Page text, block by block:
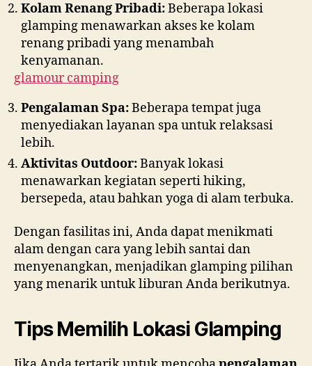
Kolam Renang Pribadi:Beberapa lokasi
glamping menawarkan akses ke kolam
renang pribadi yang menambah
kenyamanan.
glamour camping
Pengalaman Spa:Beberapa tempat juga
menyediakan layanan spa untuk relaksasi
lebih.
Aktivitas Outdoor:Banyak lokasi
menawarkan kegiatan seperti hiking,
bersepeda, atau bahkan yoga di alam terbuka.
Dengan fasilitas ini, Anda dapat menikmati
alam dengan cara yang lebih santai dan
menyenangkan, menjadikan glamping pilihan
yang menarik untuk liburan Anda berikutnya.
Tips Memilih Lokasi Glamping